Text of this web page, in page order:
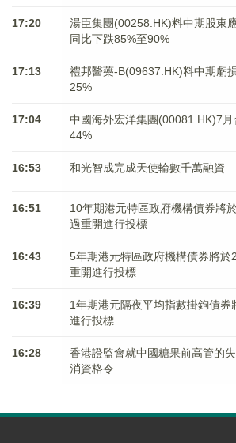
17:20
湯臣集團(00258.HK)料中期股東
同比下跌85%至90%
17:13
禮邦醫藥-B(09637.HK)料中期虧
25%
17:04
中國海外宏洋集團(00081.HK)7
44%
16:53 和光智成完成天使輪數千萬融資
16:51
10年期港元特區政府機構債券將
過重開進行投標
16:43
5年期港元特區政府機構債券將於
重開進行投標
16:39
1年期港元隔夜平均指數掛鉤債券
進行投標
16:28
香港證監會就中國糖果前高管的
消資格令